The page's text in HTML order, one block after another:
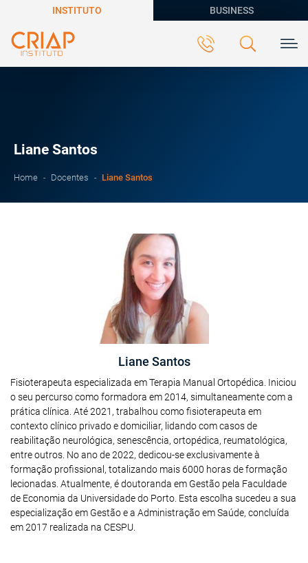
INSTITUTO BUSINESS
Liane Santos
Home Docentes Liane Santos
Liane Santos
Fisioterapeuta especializada em Terapia Manual Ortopédica. Iniciou
o seu percurso como formadora em 2014, simultaneamente com a
prática clínica. Até 2021, trabalhou como fisioterapeuta em
contexto clínico privado e domiciliar, lidando com casos de
reabilitação neurológica, senescência, ortopédica, reumatológica,
entre outros. No ano de 2022, dedicou-se exclusivamente à
formação profissional, totalizando mais 6000 horas de formação
lecionadas. Atualmente, é doutoranda em Gestão pela Faculdade
de Economia da Universidade do Porto. Esta escolha sucedeu a sua
especialização em Gestão e a Administração em Saúde, concluída
em 2017 realizada na CESPU.